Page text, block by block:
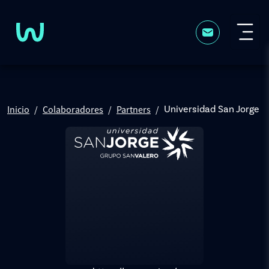
Inicio Colaboradores Partners Universidad San Jorge